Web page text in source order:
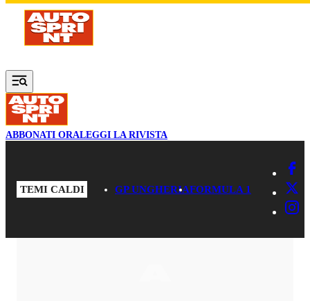
Vai al contenuto principale
ABBONATI ORALEGGI LA RIVISTA
TEMI CALDI GP UNGHERIAFORMULA 1